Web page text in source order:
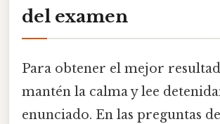
del examen
Para obtener el mejor
mantén la calma y lee
enunciado. En las preguntas